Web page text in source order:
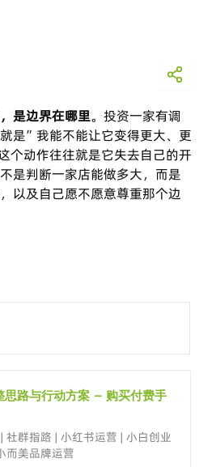
是边界在哪里。投资一家有调
是”我能不能让它变得更大、更
个动作往往就是它失去自己的开
是判断一家店能做多大，而是
以及自己愿不愿意尊重那个边
思路与行动方案 – 购买付费手
社群指路 | 小红书运营 | 小白创业
而美品牌运营